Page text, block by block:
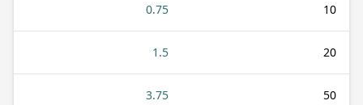
10
0.75
20
1.5
50
3.75